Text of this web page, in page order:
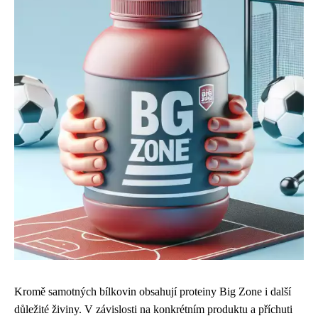
Kromě samotných bílkovin obsahují proteiny Big Zone i další
důležité živiny. V závislosti na konkrétním produktu a příchuti